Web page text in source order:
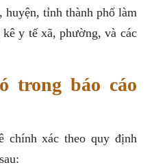
huyện, tỉnh thành phố làm
y tế xã, phường, và các
trong báo cáo
chính xác theo quy định